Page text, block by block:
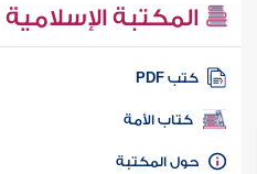
المكتبة الإسلامية
كتب PDF
كتاب الأمة